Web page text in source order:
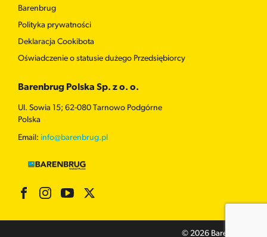
Barenbrug
Polityka prywatności
Deklaracja Cookibota
Oświadczenie o statusie dużego Przedsiębiorcy
Barenbrug Polska Sp. z o. o.
Ul. Sowia 15; 62-080 Tarnowo Podgórne
Polska
Email: info@barenbrug.pl
© 2026 Barenbrug